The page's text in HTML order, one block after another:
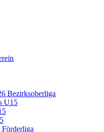
Bezirksoberliga
U15